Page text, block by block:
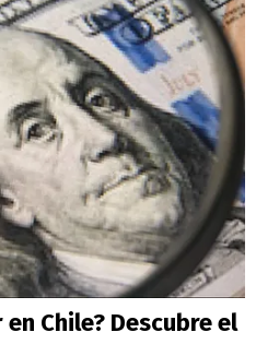
Chile? Descubre el